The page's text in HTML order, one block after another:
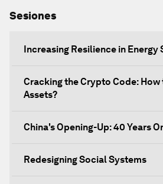
Sesiones
Increasing Resilience in Energy
Cracking the Crypto Code:
Assets?
China's Opening-Up: 40 Years
Redesigning Social Systems